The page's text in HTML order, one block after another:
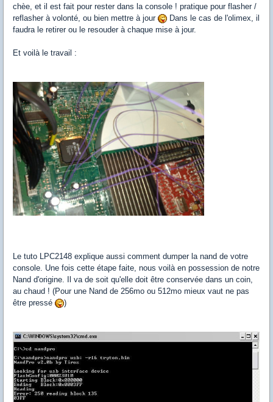
chèe, et il est fait pour rester dans la console ! pratique pour flasher /
reflasher à volonté, ou bien mettre à jour
Dans le cas de l'olimex, il
faudra le retirer ou le resouder à chaque mise à jour.
Et voilà le travail :
Le tuto LPC2148 explique aussi comment dumper la nand de votre
console. Une fois cette étape faite, nous voilà en possession de notre
Nand d'origine. Il va de soit qu'elle doit être conservée dans un coin,
au chaud ! (Pour une Nand de 256mo ou 512mo mieux vaut ne pas
être pressé
)